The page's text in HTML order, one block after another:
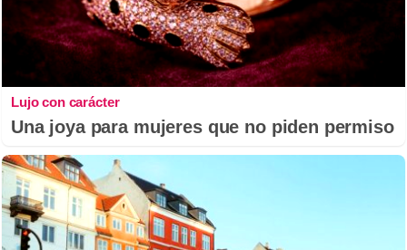
Lujo con carácter
Una joya para mujeres que no piden permiso